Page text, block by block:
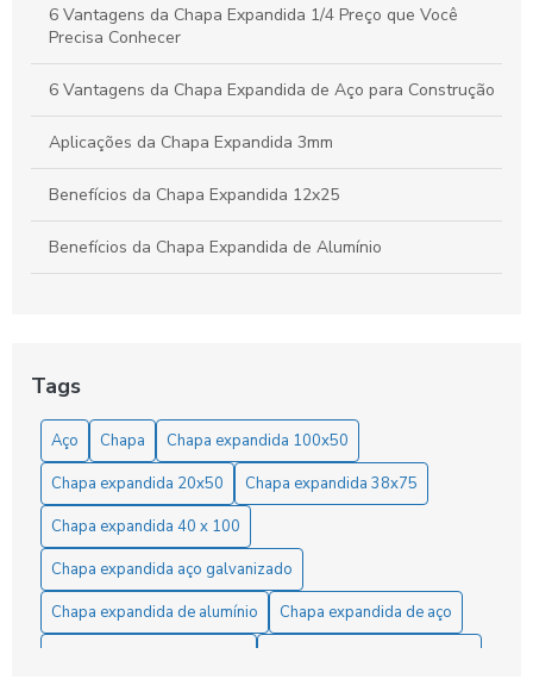
6 Vantagens da Chapa Expandida 1/4 Preço que Você
Precisa Conhecer
6 Vantagens da Chapa Expandida de Aço para Construção
Aplicações da Chapa Expandida 3mm
Benefícios da Chapa Expandida 12x25
Benefícios da Chapa Expandida de Alumínio
Benefícios e Aplicações da Chapa Expandida para Grades
em Diversos Projetos
Chapa de Alumínio Expandida: Benefícios e Aplicações
para Projetos Industriais e Criativos
Chapa Expandida 1/4 Preço: Como Encontrar as Melhores
Ofertas e Economizar
Chapa Expandida 1/4 Preço: Como Encontrar as Melhores
Tags
Aço Chapa
Chapa expandida 100x50
Chapa expandida 20x50
Chapa expandida 38x75
Chapa expandida 40 x 100
Chapa expandida aço galvanizado
Chapa expandida de alumínio
Chapa expandida de aço